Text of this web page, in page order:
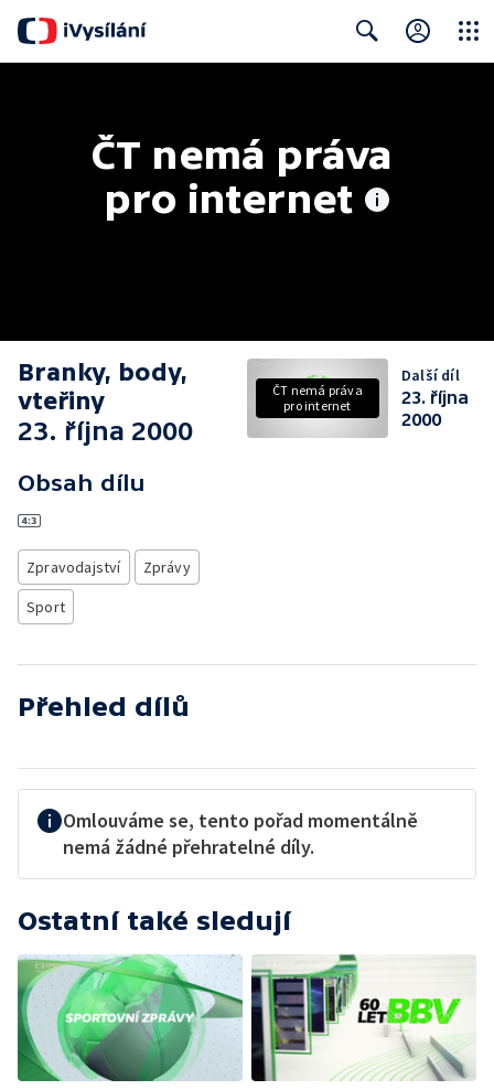
ČT nemá práva
pro internet
Branky, body,
vteřiny
23. října 2000
Obsah dílu
Zpravodajství
Zprávy
Sport
ČT nemá práva
pro internet
Další díl
23. října
2000
Přehled dílů
Omlouváme se, tento pořad momentálně
nemá žádné přehratelné díly.
Ostatní také sledují